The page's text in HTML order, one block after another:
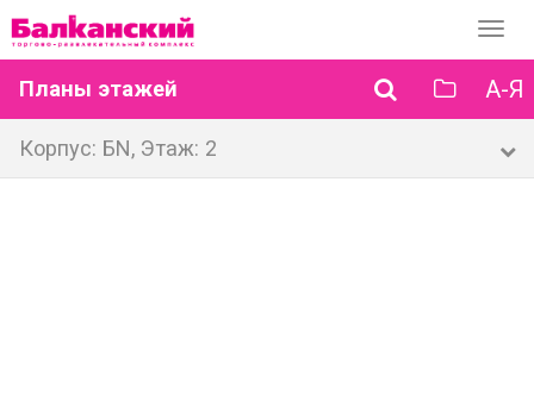
Планы этажей А-Я
Корпус: БN, Этаж: 2